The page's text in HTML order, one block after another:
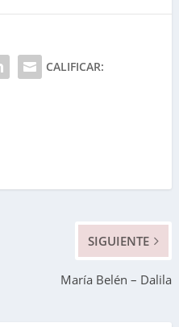
CALIFICAR:
SIGUIENTE
María Belén – Dalila